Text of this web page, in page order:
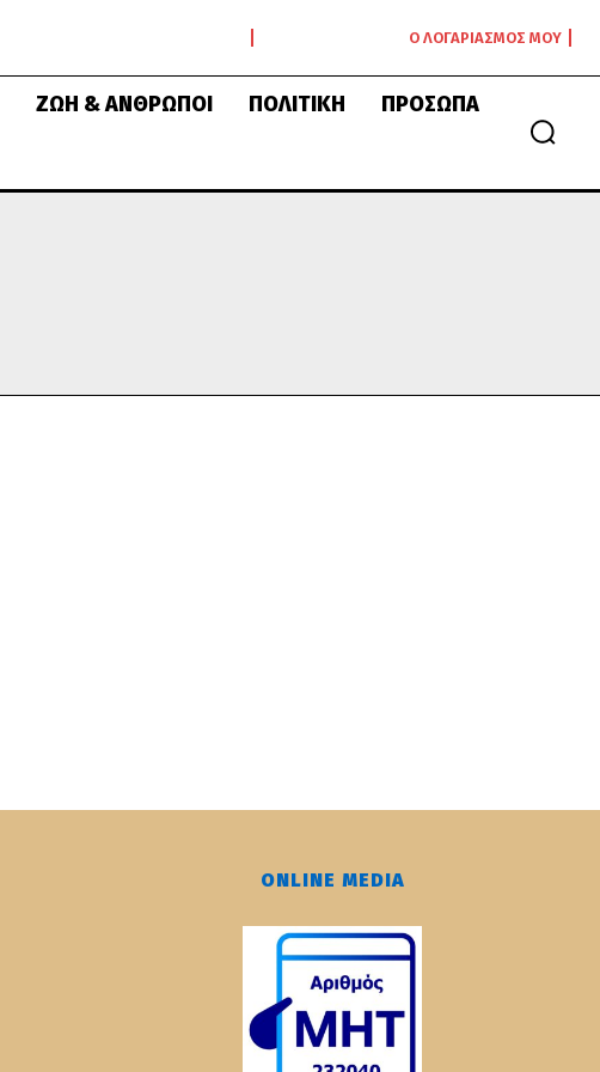
Ο ΛΟΓΑΡΙΑΣΜΌΣ ΜΟΥ
ΖΩΉ & ΆΝΘΡΩΠΟΙ ΠΟΛΙΤΙΚΉ ΠΡΌΣΩΠΑ
ONLINE MEDIA